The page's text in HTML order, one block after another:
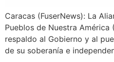
Caracas (FuserNews): La
Pueblos de Nuestra América
respaldo al Gobierno y al
de su soberanía e